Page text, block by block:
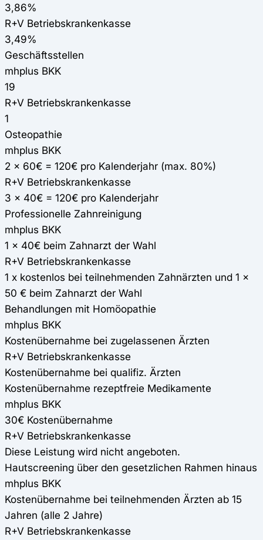
3,86%
R+V Betriebskrankenkasse
3,49%
Geschäftsstellen
mhplus BKK
19
R+V Betriebskrankenkasse
1
Osteopathie
mhplus BKK
2 x 60€ = 120€ pro Kalenderjahr (max. 80%)
R+V Betriebskrankenkasse
3 x 40€ = 120€ pro Kalenderjahr
Professionelle Zahnreinigung
mhplus BKK
1 x 40€ beim Zahnarzt der Wahl
R+V Betriebskrankenkasse
1 x kostenlos bei teilnehmenden Zahnärzten und 1 x
50 € beim Zahnarzt der Wahl
Behandlungen mit Homöopathie
mhplus BKK
Kostenübernahme bei zugelassenen Ärzten
R+V Betriebskrankenkasse
Kostenübernahme bei qualifiz. Ärzten
Kostenübernahme rezeptfreie Medikamente
mhplus BKK
30€ Kostenübernahme
R+V Betriebskrankenkasse
Diese Leistung wird nicht angeboten.
Hautscreening über den gesetzlichen Rahmen hinaus
mhplus BKK
Kostenübernahme bei teilnehmenden Ärzten ab 15
Jahren (alle 2 Jahre)
R+V Betriebskrankenkasse